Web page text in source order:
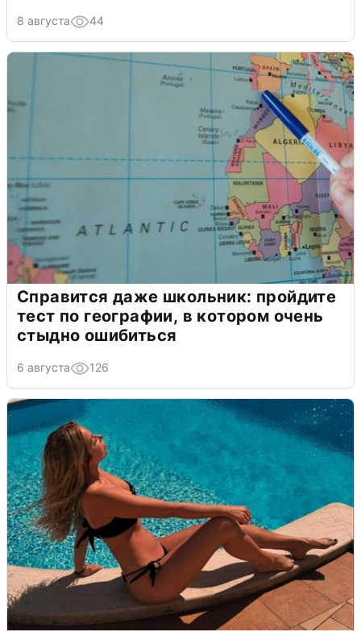
8 августа 44
Справится даже школьник: пройдите
тест по географии, в котором очень
стыдно ошибиться
6 августа 126